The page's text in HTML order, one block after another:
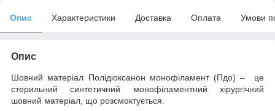
Опис Характеристики Доставка Оплата Умови
Опис
Шовний матеріал Полідіоксанон монофіламент (Пдо) – це
стерильний синтетичний монофіламентний хірургічний
шовний матеріал, що розсмоктується.